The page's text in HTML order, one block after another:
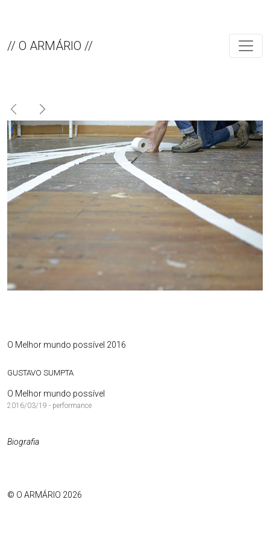
// O ARMÁRIO //
PreviousNext
O Melhor mundo possível 2016
GUSTAVO SUMPTA
O Melhor mundo possível
2016/03/19 - performance
Biografia
© O ARMÁRIO 2026